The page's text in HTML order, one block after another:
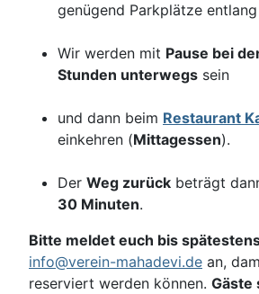
genügend Parkplätze
Wir werden mit Pause bei
Stunden unterwegs sein
und dann beim Restaurant
einkehren (Mittagessen).
Der Weg zurück beträgt
30 Minuten.
Bitte meldet euch bis
info@verein-mahadevi.de an,
reserviert werden können. Gäste